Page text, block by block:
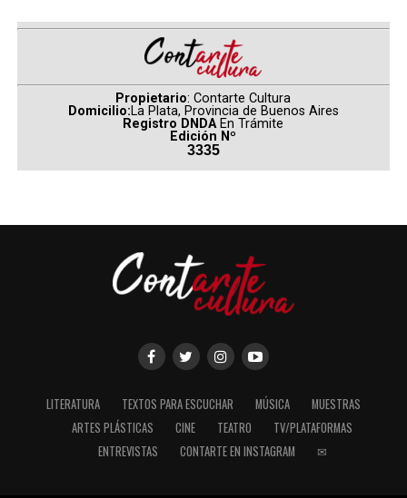
Propietario: Contarte Cultura
Domicilio:La Plata, Provincia de Buenos Aires
Registro DNDA En Trámite
Edición Nº
3335
LITERATURA TEXTOS PARA ESCUCHAR MÚSICA
MUESTRAS
ARTES PLÁSTICAS
CINE TEATRO
TV/PLATAFORMAS
ENTREVISTAS
CONTARTE EN INSTAGRAM ✉